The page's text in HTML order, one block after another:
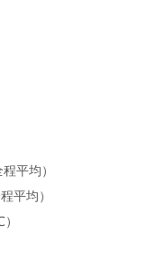
平均）
平均）